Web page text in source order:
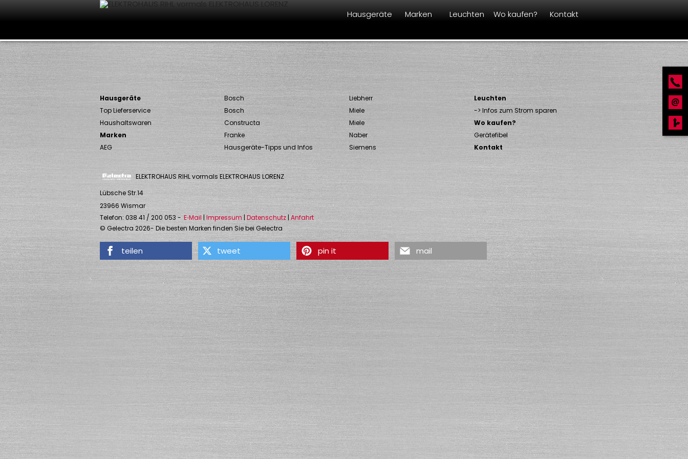
Hausgeräte Marken Leuchten Wo kaufen? Kontakt
Hausgeräte
Top Lieferservice
Haushaltswaren
Marken
AEG
Bosch
Bosch
Constructa
Franke
Hausgeräte-Tipps und Infos
Liebherr
Miele
Miele
Naber
Siemens
Leuchten
-> Infos zum Strom sparen
Wo kaufen?
Gerätefibel
Kontakt
ELEKTROHAUS RIHL vormals ELEKTROHAUS LORENZ
Lübsche Str.14
23966 Wismar
Telefon: 038 41 / 200 053- E‑Mail | Impressum| Datenschutz | Anfahrt
© Gelectra 2026- Die besten Marken finden Sie bei Gelectra
teilen tweet pin it mail